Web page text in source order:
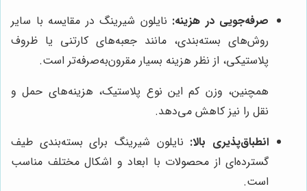
صرفه‌جویی در هزینه: نایلون شیرینگ در مقایسه با سایر
روش‌های بسته‌بندی، مانند جعبه‌های کارتنی یا ظروف
پلاستیکی، از نظر هزینه بسیار مقرون‌به‌صرفه‌تر است.
همچنین، وزن کم این نوع پلاستیک، هزینه‌های حمل و
نقل را نیز کاهش می‌دهد.
انطباق‌پذیری بالا: نایلون شیرینگ برای بسته‌بندی طیف
گسترده‌ای از محصولات با ابعاد و اشکال مختلف مناسب
است.